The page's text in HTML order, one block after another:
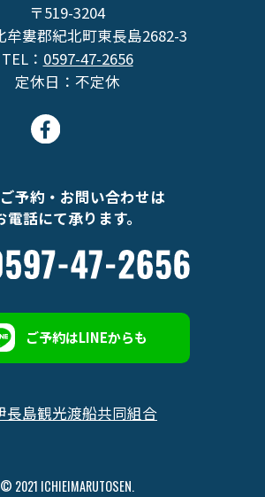
〒519-3204
牟婁郡紀北町東長島2682-3
TEL： 0597-47-2656
定休日：不定休
予約・お問い合わせは
電話にて承ります。
ご予約はLINEからも
長島観光渡船共同組合
© 2021 ICHIEIMARUTOSEN.